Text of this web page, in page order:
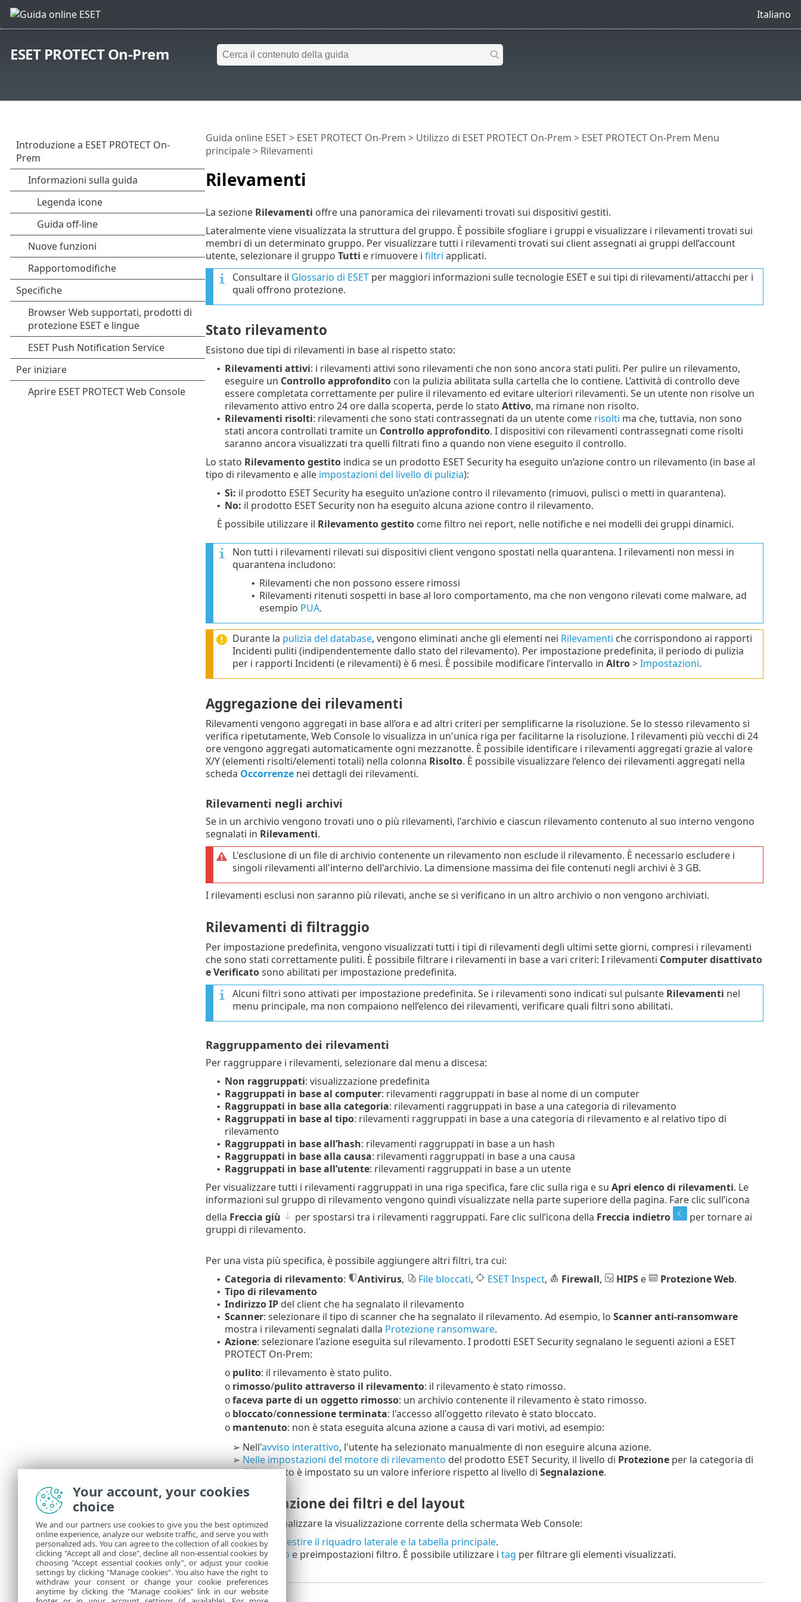
Italiano
ESET PROTECT On-Prem
Rilevamenti
Guida online ESET> ESET PROTECT On-Prem > Utilizzo di ESET PROTECT On-Prem > ESET PROTECT On-Prem Menu
principale> Rilevamenti
La sezione Rilevamenti offre una panoramica dei rilevamenti trovati sui dispositivi gestiti.
Lateralmente viene visualizzata la struttura del gruppo. È possibile sfogliare i gruppi e visualizzare i rilevamenti trovati sui
membri di un determinato gruppo. Per visualizzare tutti i rilevamenti trovati sui client assegnati ai gruppi dell’account
utente, selezionare il gruppo Tutti e rimuovere i filtri applicati.
Consultare il Glossario di ESETper maggiori informazioni sulle tecnologie ESET e sui tipi di rilevamenti/attacchi per i
quali offrono protezione.
Stato rilevamento
Esistono due tipi di rilevamenti in base al rispetto stato:
• Rilevamenti attivi: i rilevamenti attivi sono rilevamenti che non sono ancora stati puliti. Per pulire un rilevamento,
eseguire un Controllo approfonditocon la pulizia abilitata sulla cartella che lo contiene. L’attività di controllo deve
essere completata correttamente per pulire il rilevamento ed evitare ulteriori rilevamenti. Se un utente non risolve un
rilevamento attivo entro 24 ore dalla scoperta, perde lo stato Attivo, ma rimane non risolto.
• Rilevamenti risolti: rilevamenti che sono stati contrassegnati da un utente come risolti ma che, tuttavia, non sono
stati ancora controllati tramite un Controllo approfondito. I dispositivi con rilevamenti contrassegnati come risolti
saranno ancora visualizzati tra quelli filtrati fino a quando non viene eseguito il controllo.
Lo stato Rilevamento gestitoindica se un prodotto ESET Security ha eseguito un’azione contro un rilevamento (in base al
tipo di rilevamento e alle impostazioni del livello di pulizia):
• Sì: il prodotto ESET Security ha eseguito un’azione contro il rilevamento (rimuovi, pulisci o metti in quarantena).
• No: il prodotto ESET Security non ha eseguito alcuna azione contro il rilevamento.
È possibile utilizzare il Rilevamento gestitocome filtro nei report, nelle notifiche e nei modelli dei gruppi dinamici.
Non tutti i rilevamenti rilevati sui dispositivi client vengono spostati nella quarantena. I rilevamenti non messi in
quarantena includono:
• Rilevamenti che non possono essere rimossi
• Rilevamenti ritenuti sospetti in base al loro comportamento, ma che non vengono rilevati come malware, ad
esempio PUA.
Durante la pulizia del database, vengono eliminati anche gli elementi nei Rilevamenti che corrispondono ai rapporti
Incidenti puliti (indipendentemente dallo stato del rilevamento). Per impostazione predefinita, il periodo di pulizia
per i rapporti Incidenti (e rilevamenti) è 6 mesi. È possibile modificare l’intervallo in Altro>Impostazioni.
Aggregazione dei rilevamenti
Rilevamenti vengono aggregati in base all’ora e ad altri criteri per semplificarne la risoluzione. Se lo stesso rilevamento si
verifica ripetutamente, Web Console lo visualizza in un'unica riga per facilitarne la risoluzione. I rilevamenti più vecchi di 24
ore vengono aggregati automaticamente ogni mezzanotte. È possibile identificare i rilevamenti aggregati grazie al valore
X/Y (elementi risolti/elementi totali) nella colonna Risolto. È possibile visualizzare l’elenco dei rilevamenti aggregati nella
scheda Occorrenzenei dettagli dei rilevamenti.
Rilevamenti negli archivi
Se in un archivio vengono trovati uno o più rilevamenti, l'archivio e ciascun rilevamento contenuto al suo interno vengono
segnalati in Rilevamenti.
L'esclusione di un file di archivio contenente un rilevamento non esclude il rilevamento. È necessario escludere i
singoli rilevamenti all'interno dell'archivio. La dimensione massima dei file contenuti negli archivi è 3 GB.
I rilevamenti esclusi non saranno più rilevati, anche se si verificano in un altro archivio o non vengono archiviati.
Rilevamenti di filtraggio
Per impostazione predefinita, vengono visualizzati tutti i tipi di rilevamenti degli ultimi sette giorni, compresi i rilevamenti
che sono stati correttamente puliti. È possibile filtrare i rilevamenti in base a vari criteri: I rilevamenti Computer disattivato
e Verificatosono abilitati per impostazione predefinita.
Alcuni filtri sono attivati per impostazione predefinita. Se i rilevamenti sono indicati sul pulsante Rilevamenti nel
menu principale, ma non compaiono nell’elenco dei rilevamenti, verificare quali filtri sono abilitati.
Raggruppamento dei rilevamenti
Per raggruppare i rilevamenti, selezionare dal menu a discesa:
• Non raggruppati: visualizzazione predefinita
• Raggruppati in base al computer: rilevamenti raggruppati in base al nome di un computer
• Raggruppati in base alla categoria: rilevamenti raggruppati in base a una categoria di rilevamento
• Raggruppati in base al tipo: rilevamenti raggruppati in base a una categoria di rilevamento e al relativo tipo di
rilevamento
• Raggruppati in base all’hash: rilevamenti raggruppati in base a un hash
• Raggruppati in base alla causa: rilevamenti raggruppati in base a una causa
• Raggruppati in base all’utente: rilevamenti raggruppati in base a un utente
Per visualizzare tutti i rilevamenti raggruppati in una riga specifica, fare clic sulla riga e su Apri elenco di rilevamenti. Le
informazioni sul gruppo di rilevamento vengono quindi visualizzate nella parte superiore della pagina. Fare clic sull’icona
della Freccia giù per spostarsi tra i rilevamenti raggruppati. Fare clic sull’icona della Freccia indietro
per tornare ai
gruppi di rilevamento.
Per una vista più specifica, è possibile aggiungere altri filtri, tra cui:
• Categoria di rilevamento: Antivirus, File bloccati, ESET Inspect, Firewall, HIPSe Protezione Web.
• Tipo di rilevamento
• Indirizzo IPdel client che ha segnalato il rilevamento
• Scanner: selezionare il tipo di scanner che ha segnalato il rilevamento. Ad esempio, lo Scanner anti-ransomware
mostra i rilevamenti segnalati dalla Protezione ransomware.
• Azione: selezionare l'azione eseguita sul rilevamento. I prodotti ESET Security segnalano le seguenti azioni a ESET
PROTECT On-Prem:
o pulito: il rilevamento è stato pulito.
o rimosso/pulito attraverso il rilevamento: il rilevamento è stato rimosso.
o faceva parte di un oggetto rimosso: un archivio contenente il rilevamento è stato rimosso.
o bloccato/connessione terminata: l'accesso all'oggetto rilevato è stato bloccato.
o mantenuto: non è stata eseguita alcuna azione a causa di vari motivi, ad esempio:
➢ Nell'avviso interattivo, l'utente ha selezionato manualmente di non eseguire alcuna azione.
➢ Nelle impostazioni del motore di rilevamento del prodotto ESET Security, il livello di Protezioneper la categoria di
rilevamento è impostato su un valore inferiore rispetto al livello di Segnalazione.
Personalizzazione dei filtri e del layout
È possibile personalizzare la visualizzazione corrente della schermata Web Console:
• Consente di gestire il riquadro laterale e la tabella principale.
• Aggiungifiltro e preimpostazioni filtro. È possibile utilizzare i tag per filtrare gli elementi visualizzati.
Your account, your cookies
choice
We and our partners use cookies to give you the best optimized
online experience, analyze our website traffic, and serve you with
personalized ads. You can agree to the collection of all cookies by
clicking "Accept all and close", decline all non-essential cookies by
choosing "Accept essential cookies only", or adjust your cookie
settings by clicking "Manage cookies". You also have the right to
withdraw your consent or change your cookie preferences
anytime by clicking the "Manage cookies" link in our website